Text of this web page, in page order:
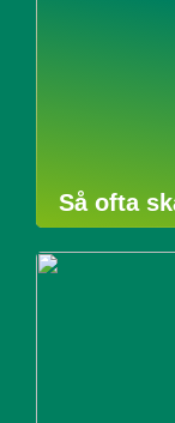
Så ofta